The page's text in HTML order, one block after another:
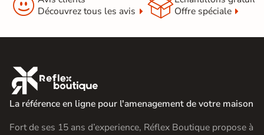
Découvrez tous les avis
Offre spéciale

La référence en ligne pour l'amenagement de votre maison
Fort de ses 15 ans d’experience, Réflex Boutique propose à